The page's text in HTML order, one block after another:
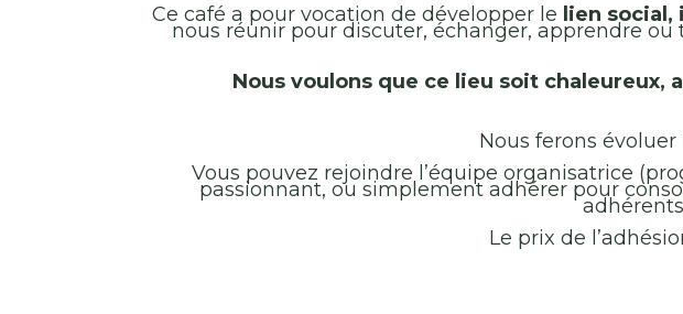
Ce café a pour vocation de développer le lien
nous réunir pour discuter, échanger, apprendre
Nous voulons que ce lieu soit chaleureux,
Nous ferons
Vous pouvez rejoindre l’équipe organisatrice
passionnant, ou simplement adhérer pour
Le prix de